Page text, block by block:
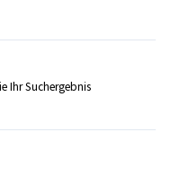
Ihr Suchergebnis